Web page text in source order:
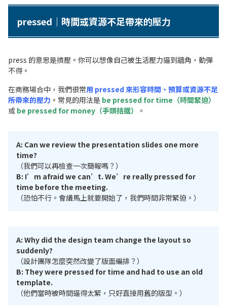
pressed｜時間或資源不足帶來的壓力
press 的意思是擠壓。你可以想像自己被生活壓力逼到牆角，動彈
不得。
在商務場合中，我們很常用 pressed 來形容時間、預算或資源不足
所帶來的壓力 。常見的用法是 be pressed for time（時間緊迫）
或 be pressed for money（手頭拮据） 。
A: Can we review the presentation slides one more
time?
（我們可以再檢查一次簡報嗎？）
B: I’m afraid we can’t. We’re really pressed for
time before the meeting.
（恐怕不行。會議馬上就要開始了，我們時間非常緊迫。）
A: Why did the design team change the layout so
suddenly?
（設計團隊怎麼突然改變了版面編排？）
B: They were pressed for time and had to use an old
template.
（他們當時被時間逼得太緊，只好直接用舊的版型。）